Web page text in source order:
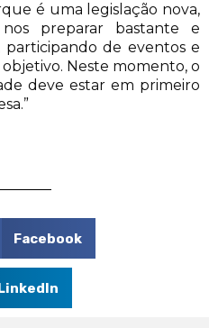
é uma legislação nova,
preparar bastante e
participando de eventos e
Neste momento, o
deve estar em primeiro
Facebook